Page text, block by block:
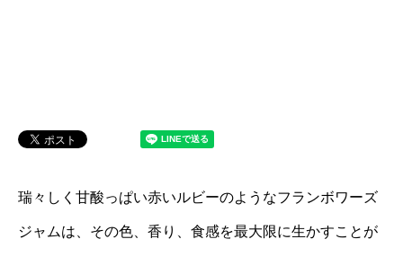
瑞々しく甘酸っぱい赤いルビーのようなフランボワーズ
ジャムは、その色、香り、食感を最大限に生かすことが